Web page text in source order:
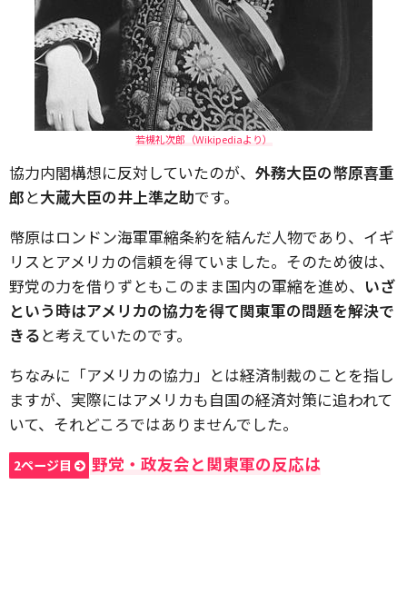
若槻礼次郎（Wikipediaより）
協力内閣構想に反対していたのが、 外務大臣の幣原喜重
郎と大蔵大臣の井上準之助です。
幣原はロンドン海軍軍縮条約を結んだ人物であり、イギ
リスとアメリカの信頼を得ていました。そのため彼は、
野党の力を借りずともこのまま国内の軍縮を進め、 いざ
という時はアメリカの協力を得て関東軍の問題を解決で
きると考えていたのです。
ちなみに「アメリカの協力」とは経済制裁のことを指し
ますが、実際にはアメリカも自国の経済対策に追われて
いて、それどころではありませんでした。
2ページ目 野党・政友会と関東軍の反応は